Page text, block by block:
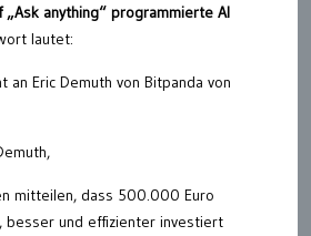
anything“ programmierte AI
lautet:
an Eric Demuth von Bitpanda von
mitteilen, dass 500.000 Euro
besser und effizienter investiert